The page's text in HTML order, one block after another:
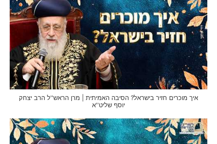
איך מוכרים חזיר בישראל? הסיבה האמיתית | מרן הראש''ל הרב יצחק
יוסף שליט''א